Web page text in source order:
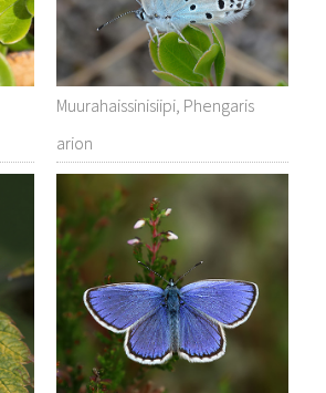
Muurahaissinisiipi, Phengaris
arion